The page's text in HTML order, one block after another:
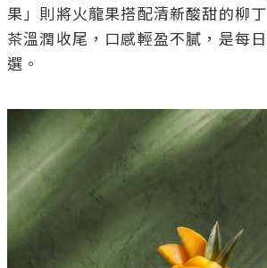
果」則將火龍果搭配清新酸甜的柳
茶溫潤收尾，口感輕盈不膩，是每
選。